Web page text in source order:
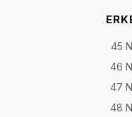
Günlük
sportif
Serin hava,
ve kış
45
46
47
48